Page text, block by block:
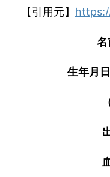
【引用元】
名
生年月